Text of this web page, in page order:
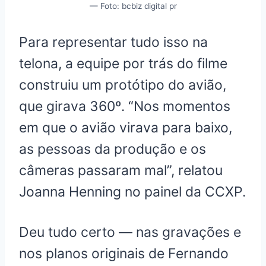
— Foto: bcbiz digital pr
Para representar tudo isso na
telona, a equipe por trás do filme
construiu um protótipo do avião,
que girava 360º. “Nos momentos
em que o avião virava para baixo,
as pessoas da produção e os
câmeras passaram mal”, relatou
Joanna Henning no painel da CCXP.
Deu tudo certo — nas gravações e
nos planos originais de Fernando